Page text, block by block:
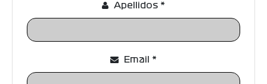
U
Apellidos *
Email *